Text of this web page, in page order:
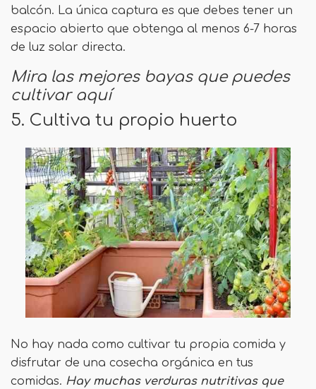
balcón. La única captura es que debes tener un
espacio abierto que obtenga al menos 6-7 horas
de luz solar directa.
Mira las mejores bayas que puedes
cultivar aquí
5. Cultiva tu propio huerto
No hay nada como cultivar tu propia comida y
disfrutar de una cosecha orgánica en tus
comidas. Hay muchas verduras nutritivas que